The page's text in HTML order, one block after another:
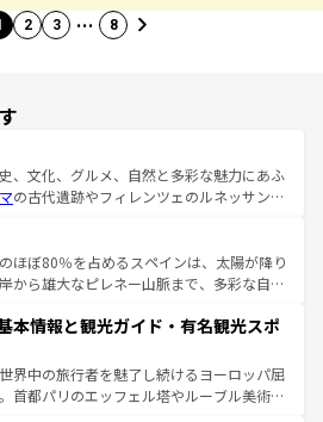
2 3 … 8
、文化、グルメ、自然と多彩な魅力にあふ
の古代遺跡やフィレンツェのルネッサンス
ナの美しい田園風景やアマルフィ海岸の絶
観も見逃せない。観光の合間には、本場の
ど、絶品のイタリア料理を堪能することも
タリアで、忘れられない旅をしてみよう！
タリア情報は
ほぼ80％を占めるスペインは、太陽が降り
から雄大なピレネー山脈まで、多彩な自然
の国では、情熱的なフラメンコ、熱気あふ
て美味しいタパスが生活の一部となってい
ードの洗練された雰囲気や、バルセロナの
街角から、地方では古代ローマ遺跡や中世
本情報と観光ガイド・有名観光スポ
界中の旅行者を魅了し続けるヨーロッパ屈
首都パリのエッフェル塔やルーブル美術館